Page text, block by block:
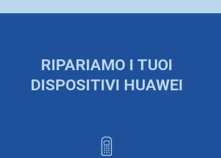
RIPARIAMO I TUOI
DISPOSITIVI HUAWEI